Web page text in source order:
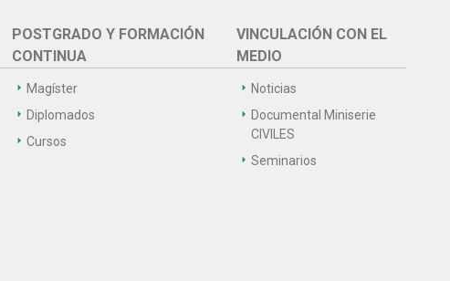
POSTGRADO Y FORMACIÓN
CONTINUA
Magíster
Diplomados
Cursos
VINCULACIÓN CON EL
MEDIO
Noticias
Documental Miniserie
CIVILES
Seminarios